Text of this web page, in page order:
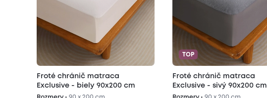
Froté chránič matraca
Exclusive - biely 90x200 cm
TOP
Froté chránič matraca
Exclusive - sivý 90x200 cm